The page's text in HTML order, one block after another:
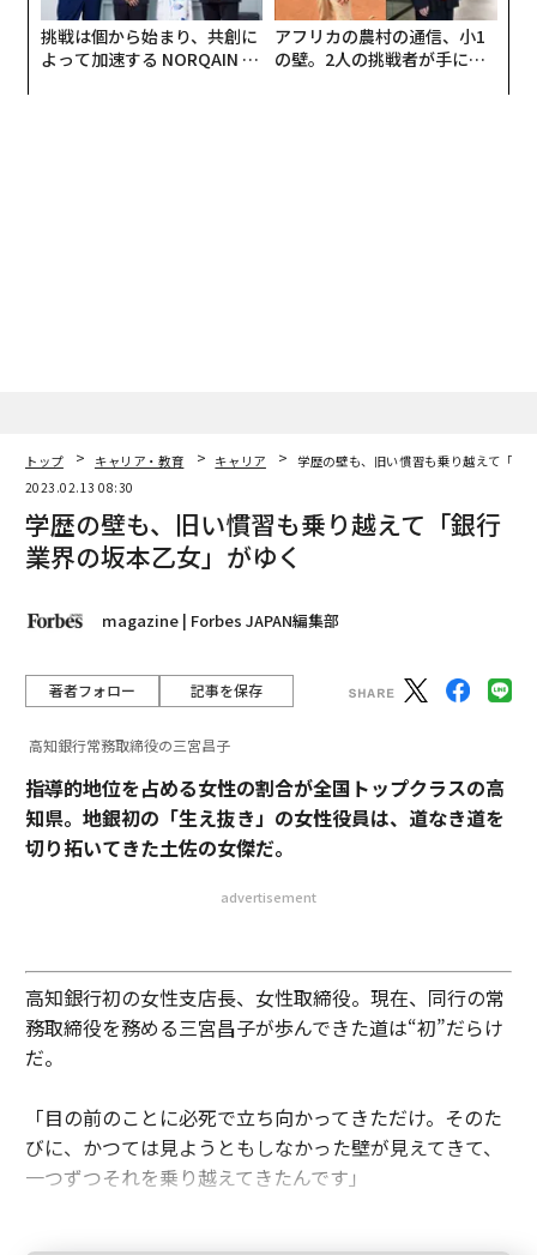
挑戦は個から始まり、共創に
よって加速する NORQAIN JA
アフリカの農村の通信、小1
の壁。2人の挑戦者が手にし
トップ キャリア・教育 キャリア
学歴の壁も、旧い慣習も乗り越えて「銀
2023.02.13 08:30
学歴の壁も、旧い慣習も乗り越えて「銀行
業界の坂本乙女」がゆく
magazine | Forbes JAPAN編集部
著者フォロー 記事を保存
高知銀行常務取締役の三宮昌子
指導的地位を占める女性の割合が全国トップクラスの高
知県。地銀初の「生え抜き」の女性役員は、道なき道を
切り拓いてきた土佐の女傑だ。
advertisement
高知銀行初の女性支店長、女性取締役。現在、同行の常
務取締役を務める三宮昌子が歩んできた道は“初”だらけ
だ。
「目の前のことに必死で立ち向かってきただけ。そのた
びに、かつては見ようともしなかった壁が見えてきて、
一つずつそれを乗り越えてきたんです」